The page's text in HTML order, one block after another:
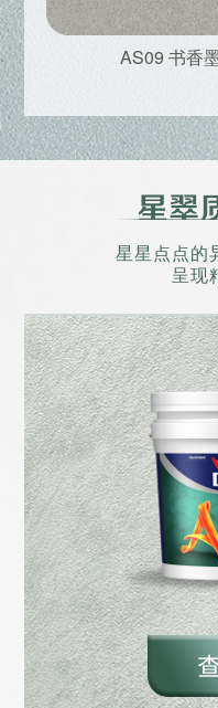
AS09 书香
星星点点的
呈现